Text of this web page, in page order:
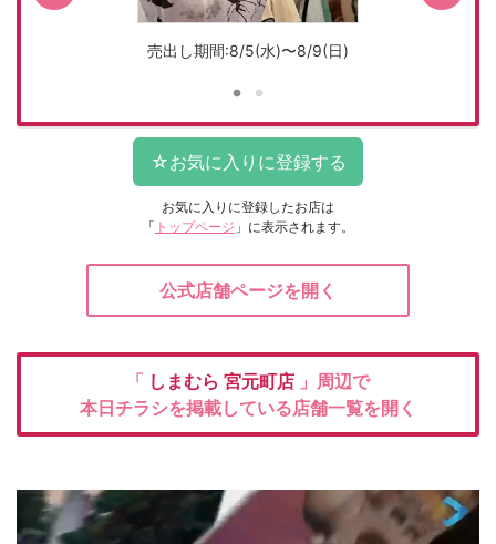
売出し期間:8/5(水)〜8/9(日)
お気に入りに登録したお店は
「 トップページ 」に表示されます。
公式店舗ページを開く
「 しまむら 宮元町店 」周辺で
本日チラシを掲載している店舗一覧を開く